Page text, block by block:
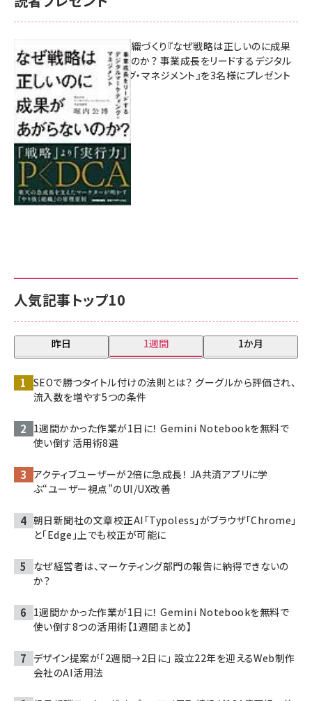
人気記事トップ10
昨日 1週間 1か月
SEOで勝つタイトル付けの法則とは？ グーグルから評価され、
流入数を増やす5つの条件
1週間かかった作業が1日に！ Gemini Notebookを無料で
使い倒す活用術8選
アクティブユーザーが2倍に急成長！ JA共済アプリに学
ぶ“ユーザー視点”のUI/UX改善
朝日新聞社の文章校正AI「Typoless」がブラウザ「Chrome」
と「Edge」上でも校正が可能に
なぜ経営者は、マーケティング部門の報告に納得できないの
か？
1週間かかった作業が1日に！ Gemini Notebookを無料で
使い倒す8つの活用術【1週間まとめ】
デザイン提案が「2週間→2日に」 設立22年を迎えるWeb制作
会社のAI活用法
成果を生む組織づくり『なぜ戦略は正しいのに成果
があがらないのか？ 事業成長をリードするデジタル
マーケティング・マネジメント』を3名様にプレゼント
8月7日 10:00